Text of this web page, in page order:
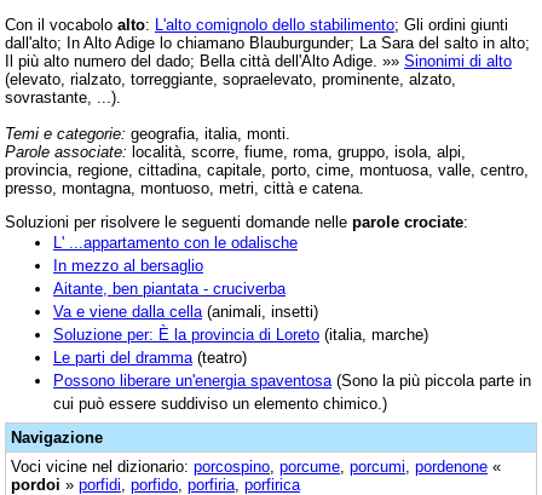
Con il vocabolo alto: L'alto comignolo dello stabilimento; Gli ordini giunti
dall'alto; In Alto Adige lo chiamano Blauburgunder; La Sara del salto in alto;
Il più alto numero del dado; Bella città dell'Alto Adige. »» Sinonimi di alto
(elevato, rialzato, torreggiante, sopraelevato, prominente, alzato,
sovrastante, ...).
Temi e categorie: geografia, italia, monti.
Parole associate: località, scorre, fiume, roma, gruppo, isola, alpi,
provincia, regione, cittadina, capitale, porto, cime, montuosa, valle, centro,
presso, montagna, montuoso, metri, città e catena.
Soluzioni per risolvere le seguenti domande nelle parole crociate:
L' ...appartamento con le odalische
In mezzo al bersaglio
Aitante, ben piantata - cruciverba
Va e viene dalla cella (animali, insetti)
Soluzione per: È la provincia di Loreto (italia, marche)
Le parti del dramma (teatro)
Possono liberare un'energia spaventosa (Sono la più piccola parte in
cui può essere suddiviso un elemento chimico.)
Navigazione
Voci vicine nel dizionario: porcospino porcume porcumi pordenone «
pordoi » porfidi porfido porfiria porfirica